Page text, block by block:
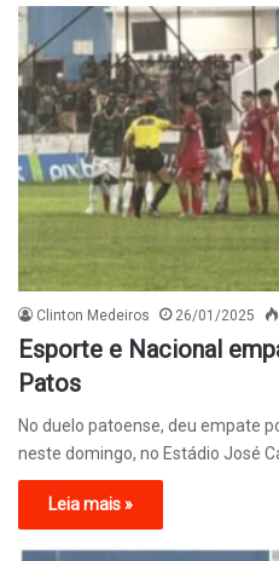
Clinton Medeiros 26/01/2025
Esporte e Nacional
Patos
No duelo patoense, deu empate
neste domingo, no Estádio José
Leia mais »